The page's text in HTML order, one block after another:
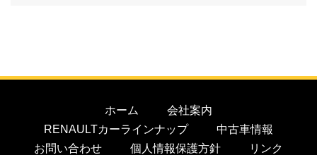
ホーム
会社案内
RENAULTカーラインナップ
中古車情報
お問い合わせ
個人情報保護方針
リンク